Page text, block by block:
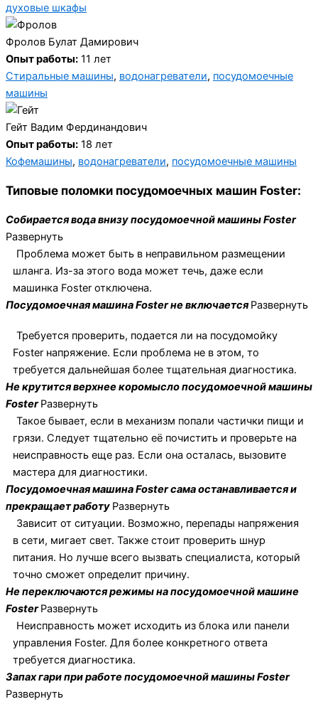
духовые шкафы
Фролов Булат Дамирович
Опыт работы: 11 лет
Стиральные машины, водонагреватели, посудомоечные
машины
Гейт Вадим Фердинандович
Опыт работы: 18 лет
Кофемашины, водонагреватели, посудомоечные машины
Типовые поломки посудомоечных машин Foster:
Собирается вода внизу посудомоечной машины Foster
Развернуть
Проблема может быть в неправильном размещении
шланга. Из-за этого вода может течь, даже если
машинка Foster отключена.
Посудомоечная машина Foster не включаетсяРазвернуть
Требуется проверить, подается ли на посудомойку
Foster напряжение. Если проблема не в этом, то
требуется дальнейшая более тщательная диагностика.
Не крутится верхнее коромысло посудомоечной машины
FosterРазвернуть
Такое бывает, если в механизм попали частички пищи и
грязи. Следует тщательно её почистить и проверьте на
неисправность еще раз. Если она осталась, вызовите
мастера для диагностики.
Посудомоечная машина Foster сама останавливается и
прекращает работу Развернуть
Зависит от ситуации. Возможно, перепады напряжения
в сети, мигает свет. Также стоит проверить шнур
питания. Но лучше всего вызвать специалиста, который
точно сможет определит причину.
Не переключаются режимы на посудомоечной машине
FosterРазвернуть
Неисправность может исходить из блока или панели
управления Foster. Для более конкретного ответа
требуется диагностика.
Запах гари при работе посудомоечной машины Foster
Развернуть